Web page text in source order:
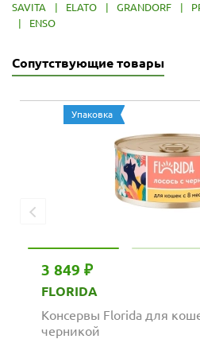
SAVITA
| ELATO | GRANDORF |
|
ENSO
Сопутствующие товары
Упаковка
3 849 ₽
FLORIDA
Консервы Florida для
черникой